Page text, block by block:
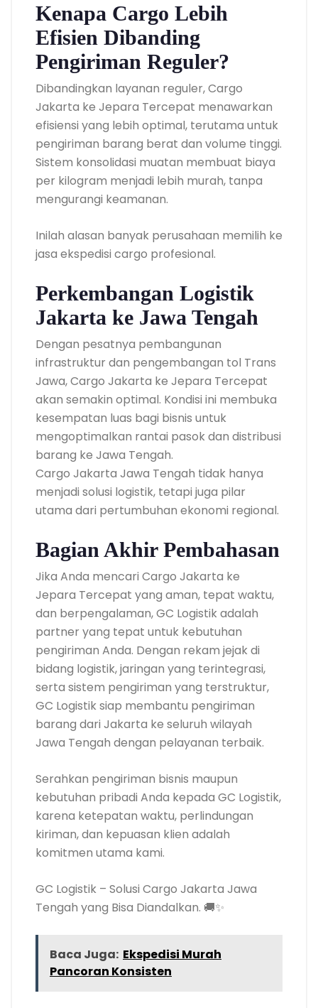
Kenapa Cargo Lebih
Efisien Dibanding
Pengiriman Reguler?
Dibandingkan layanan reguler, Cargo
Jakarta ke Jepara Tercepat menawarkan
efisiensi yang lebih optimal, terutama untuk
pengiriman barang berat dan volume tinggi.
Sistem konsolidasi muatan membuat biaya
per kilogram menjadi lebih murah, tanpa
mengurangi keamanan.
Inilah alasan banyak perusahaan memilih ke
jasa ekspedisi cargo profesional.
Perkembangan Logistik
Jakarta ke Jawa Tengah
Dengan pesatnya pembangunan
infrastruktur dan pengembangan tol Trans
Jawa, Cargo Jakarta ke Jepara Tercepat
akan semakin optimal. Kondisi ini membuka
kesempatan luas bagi bisnis untuk
mengoptimalkan rantai pasok dan distribusi
barang ke Jawa Tengah.
Cargo Jakarta Jawa Tengah tidak hanya
menjadi solusi logistik, tetapi juga pilar
utama dari pertumbuhan ekonomi regional.
Bagian Akhir Pembahasan
Jika Anda mencari Cargo Jakarta ke
Jepara Tercepat yang aman, tepat waktu,
dan berpengalaman, GC Logistik adalah
partner yang tepat untuk kebutuhan
pengiriman Anda. Dengan rekam jejak di
bidang logistik, jaringan yang terintegrasi,
serta sistem pengiriman yang terstruktur,
GC Logistik siap membantu pengiriman
barang dari Jakarta ke seluruh wilayah
Jawa Tengah dengan pelayanan terbaik.
Serahkan pengiriman bisnis maupun
kebutuhan pribadi Anda kepada GC Logistik,
karena ketepatan waktu, perlindungan
kiriman, dan kepuasan klien adalah
komitmen utama kami.
GC Logistik – Solusi Cargo Jakarta Jawa
Tengah yang Bisa Diandalkan. 🚚✨
Baca Juga: Ekspedisi Murah
Pancoran Konsisten